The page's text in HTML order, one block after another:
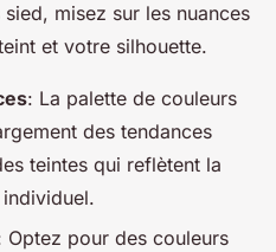
misez sur les nuances
et votre silhouette.
: La palette de couleurs
des tendances
teintes qui reflètent la
Optez pour des couleurs